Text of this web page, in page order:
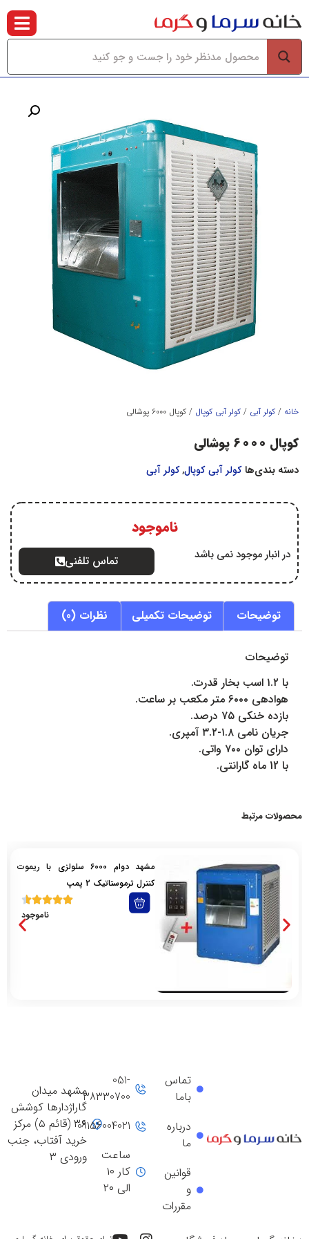
خانه / کولر آبي / كولر آبي كوپال / کوپال 6000 پوشالی
کوپال 6000 پوشالی
دسته بندی‌ها كولر آبي كوپال,کولر آبي
ناموجود
در انبار موجود نمی باشد تماس تلفنی
توضیحات توضیحات تکمیلی نظرات (0)
توضیحات
با ۱.۲ اسب بخار قدرت.
هوادهی ۶۰۰۰ متر مکعب بر ساعت.
بازده خنکی ۷۵ درصد.
جریان نامی ۱.۸-۳.۲ آمپری.
دارای توان ۷۰۰ واتی.
با 12 ماه گارانتی.
محصولات مرتبط
مشهد دوام 6000 سلولزی با ریموت
کنترل ترموستاتیک 2 پمپ
ناموجود
مشهد میدان
گاراژدارها کوشش
۳۶ (قائم ۵) مرکز
خرید آفتاب، جنب
ورودی ۳
051-
38330700
09156004021
ساعت
کار ۱۰
الی ۲۰
تماس
باما
درباره
ما
قوانین
و
مقررات